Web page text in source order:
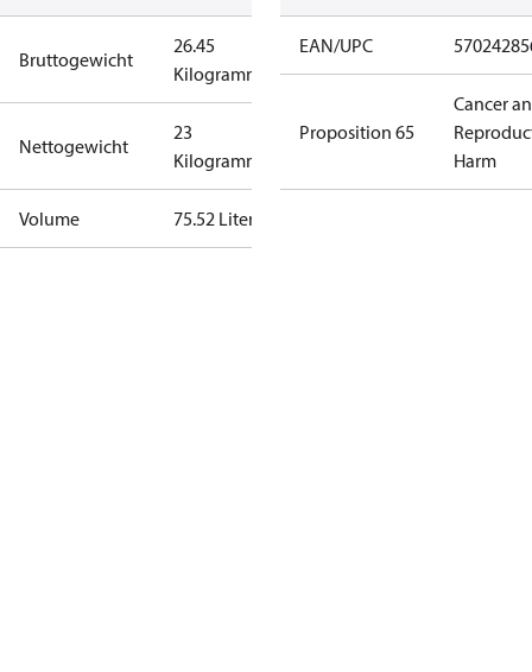
Bruttogewicht
26.45
Kilogramm
Nettogewicht
23
Kilogramm
Volume 75.52 Liter
EAN/UPC
Proposition 65
Cancer
Harm